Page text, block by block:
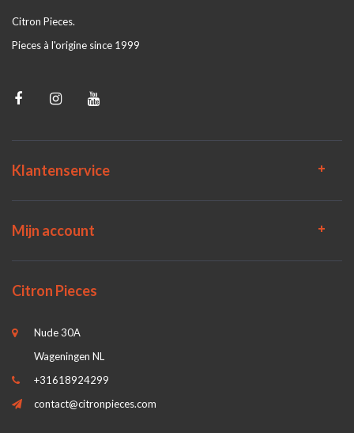
Citron Pieces.
Pieces à l'origine since 1999
Klantenservice
Mijn account
Citron Pieces
Nude 30A
Wageningen NL
+31618924299
contact@citronpieces.com